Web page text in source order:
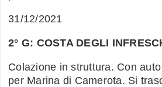
31/12/2021
2° G: COSTA DEGLI
Colazione in struttura. Con
per Marina di Camerota. Si